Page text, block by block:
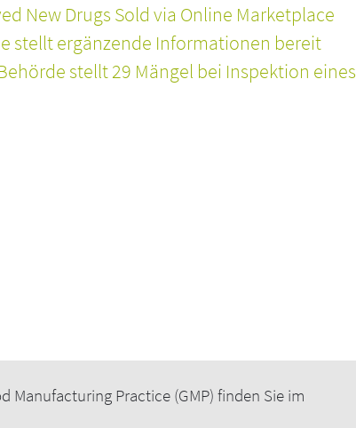
New Drugs Sold via Online Marketplace
stellt ergänzende Informationen bereit
stellt 29 Mängel bei Inspektion
Manufacturing Practice (GMP) finden Sie im